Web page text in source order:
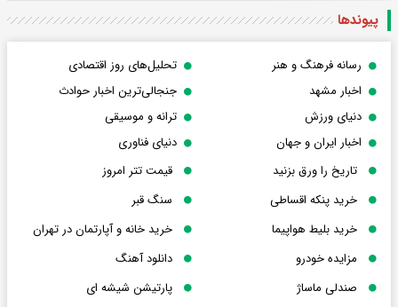
پیوندها
رسانه فرهنگ و هنر
تحلیل‌های روز اقتصادی
اخبار مشهد
جنجالی‌ترین اخبار حوادث
دنیای ورزش
ترانه و موسیقی
اخبار ایران و جهان
دنیای فناوری
تاریخ را ورق بزنید
قیمت تتر امروز
خرید پنکه اقساطی
سنگ قبر
خرید بلیط هواپیما
خرید خانه و آپارتمان در تهران
مزایده خودرو
دانلود آهنگ
صندلی ماساژ
پارتیشن شیشه ای